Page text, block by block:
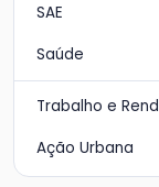
SAE
Saúde
Trabalho e
Ação Urbana